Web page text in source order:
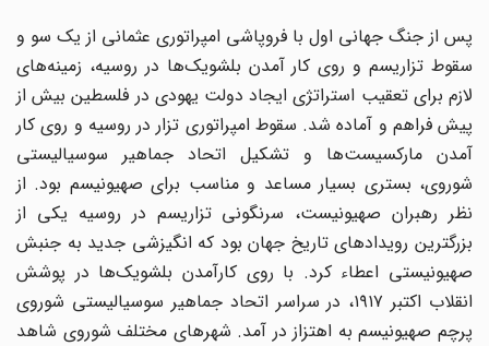
پس از جنگ جهانی اول با فروپاشی امپراتوری عثمانی از یک سو و
سقوط تزاریسم و روی کار آمدن بلشویک‌ها در روسیه، زمینه‌های
لازم برای تعقیب استراتژی ایجاد دولت یهودی در فلسطین بیش از
پیش فراهم و آماده شد. سقوط امپراتوری تزار در روسیه و روی کار
آمدن مارکسیست‌ها و تشکیل اتحاد جماهیر سوسیالیستی
شوروی، بستری بسیار مساعد و مناسب برای صهیونیسم بود. از
نظر رهبران صهیونیست، سرنگونی تزاریسم در روسیه یکی از
بزرگترین رویدادهای تاریخ جهان بود که انگیزشی جدید به جنبش
صهیونیستی اعطاء کرد. با روی کارآمدن بلشویک‌ها در پوشش
انقلاب اکتبر ۱۹۱۷، در سراسر اتحاد جماهیر سوسیالیستی شوروی
پرچم صهیونیسم به اهتزاز در آمد. شهرهای مختلف شوروی شاهد